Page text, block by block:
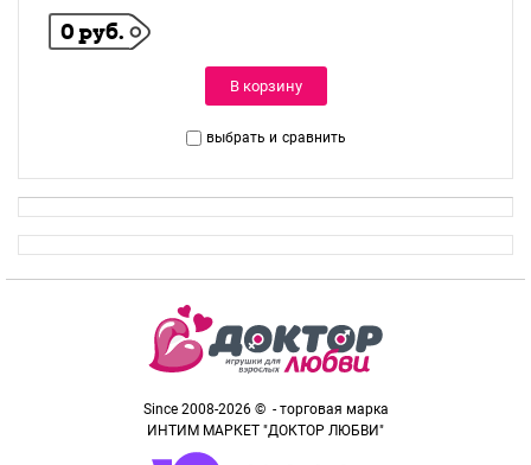
0 руб.
В корзину
выбрать и сравнить
Since 2008-2026 © - торговая марка
ИНТИМ МАРКЕТ "ДОКТОР ЛЮБВИ"